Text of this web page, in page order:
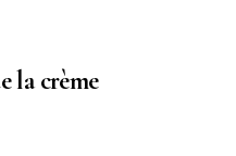
la crème